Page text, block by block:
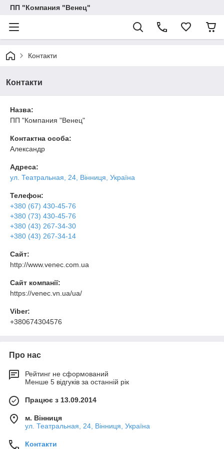
ПП "Компания "Венец"
Контакти
Контакти
Назва:
ПП "Компания "Венец"
Контактна особа:
Александр
Адреса:
ул. Театральная, 24, Вінниця, Україна
Телефон:
+380 (67) 430-45-76
+380 (73) 430-45-76
+380 (43) 267-34-30
+380 (43) 267-34-14
Сайт:
http://www.venec.com.ua
Сайт компанії:
https://venec.vn.ua/ua/
Viber:
+380674304576
Про нас
Рейтинг не сформований
Менше 5 відгуків за останній рік
Працює з 13.09.2014
м. Вінниця
ул. Театральная, 24, Вінниця, Україна
Контакти